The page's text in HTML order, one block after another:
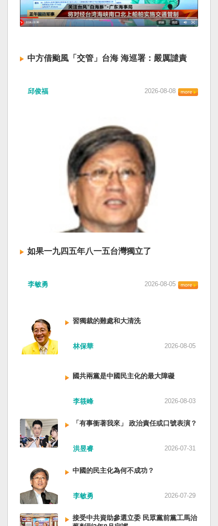
失；觀光署署長陳玉秀表示，這次廠商太輕忽，
會依照委辦契約狀況處理，日月潭風管處身為委
託單位，現場監督不到位也有責任，她會對相關
件接連發生，就要問我們的公務體系是不是對中
友頭上，不能查完原因就算了。 「中國的政治符
的國家識別審核機制，對外發布或公開使用前都
應完成查核。 洪建議，公務採購與委外活動也應
把國家識別納入驗收項目，要求承辦單位與廠商
負起審核責任，不能把內容製作交出去，政府的
責任也跟著外包。中央也應針對近期事件提出共
同審核原則，讓中央與地方機關有所依循。
顧國際反對，實施「民族團結進步促進法」，
「對中政策跨國議會聯盟」（IPAC）隨即發表聲
明，譴責嚴重違反基本人權。他感謝IPAC日本共
受IPAC的聲明，台灣會給予堅定的支持，共同捍
更透過跨國鎮壓手段，對世界各國人民進行政治
紅色恐怖正在世界各地蔓延，今年論壇主題聚焦
討論全球的民主韌性、灰帶侵擾的因應聯防，以
及非紅供應鏈的重塑，更加反映出台灣在國際社
會中的角色定位，以及期許台灣能承擔的國際責
任。 賴清德表示，當今台灣的民主成就受到國際
的肯定，面對中國「民促法」的威脅，台灣不會
接受統戰滲透和紅色恐怖、不會坐視中國將壓迫
黑手伸進台灣，或任何自由國家與地區。 賴清德
強調，台灣會以行動積極響應，落實「集體防
禦、責任分擔」，並將持續提升國防力量、強化
量，確保印太區域的和平穩定；台灣也將善用
韌性，讓彼此的國家更安全更繁榮。 最後，賴清
由基石永固。
中方借颱風「交管」台海 海巡署：嚴厲譴責
「將對經過台灣海峽南口北上船舶實施交通管
視網） 陸委會：中共無理粗魯聲明 極其可笑 中國
廣東海事局公告，受到颱風白海豚影響，「將對
經過台灣海峽南口北上船舶實施交通管制」。海
巡署昨晚嚴正駁斥，強調中國無任何權利在台灣
海峽實施交通管制。陸委會也表示，中共假借颱
風名義聲稱管制相關海域，違反聯合國海洋法公
約等國際規範，「中共有關部門的無理粗魯聲明
是對國際秩序與規範的無知、漠視與踐踏，極其
可笑」。 中國海事局官網六日公告，颱風白海豚
將影響台灣海峽及周邊海域，廣東海事局決定六
日晚間六時起，對經過台灣海峽南口北上船舶實
施交通管制，各船舶必須遵守交通管制要求，聽
從現場海事管理機構指揮。 海巡署昨表示，台灣
自由」原則，中國無任何權利對該水域實施「管
之實的認知作戰，企圖藉海事管制將台海內水
化，予以最嚴厲譴責，並要求中方恪守國際規
範，避免破壞區域的和平穩定。 海巡署同時強
調，將持續運用聯合情監偵手段，全天候掌握我
動，亦未接獲航商反映遭到廣播干擾，提醒航經
採取一切必要手段，確保船舶航行自由與安全。
邱俊福 2026-08-08
如果一九四五年八一五台灣獨立了
的歷史就不會有中國國民黨，也不會捲入迄今仍
兩岸已有正常外交，中國也可致力提升國民福
祉。 如果一九四五年八一五台灣獨立了，就像二
戰後許多殖民地選擇獨立，成為杭廷頓第二波民
主化的歷史。獨立的台灣會像脫離日本殖民的韓
同於有國家歷史的朝鮮，台灣是新興國家，開展
史。或許會有左右路線政黨，形塑台灣的國家之
九年中華人民共和國革命推翻中華民國，中國國
民黨蔣介石政權只能選擇海南島，國共競鬥的歷
史就會是另一種局面，與台灣無關。台灣沒有中
至於陳兵海峽兩岸，戰爭的陰影籠罩。 如果一九
四五年八一五台灣獨立了，台灣會成為東亞漢字
文化圈一個不屬於中國的新興國家。台灣或許像
新加坡一樣，通行漢字中文華語，也留下日本
語，一如新加坡留下英文，本土原有的福佬話、
客家話、原住民各族語也不會被壓迫。 如果一九
李敏勇 2026-08-05
習獨裁的難處和大清洗
林保華 2026-08-05
國共兩黨是中國民主化的最大障礙
李筱峰 2026-08-03
「有事衝著我來」 政治責任或口號表演？
洪昱睿 2026-07-31
中國的民主化為何不成功？
李敏勇 2026-07-29
接受中共資助參選立委 民眾黨前黨工馬治